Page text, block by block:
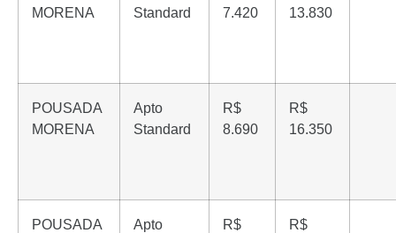
MORENA
Standard
7.420
13.830
POUSADA
MORENA
Apto
Standard
R$
8.690
R$
16.350
POUSADA
Apto
R$
R$